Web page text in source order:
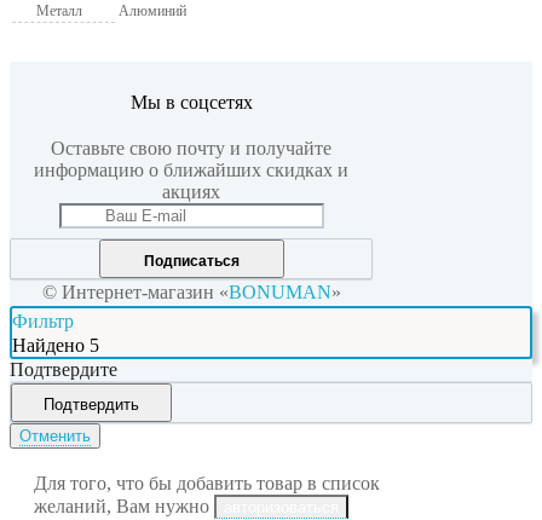
Металл Алюминий
Мы в соцсетях
Оставьте свою почту и получайте
информацию о ближайших скидках и
акциях
Подписаться
© Интернет-магазин «BONUMAN»
Фильтр
Найдено 5
Подтвердите
Подтвердить
Отменить
Для того, что бы добавить товар в список
желаний, Вам нужно